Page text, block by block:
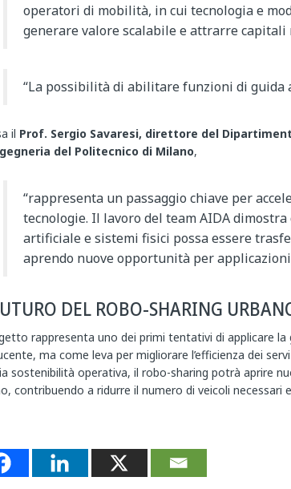
operatori di mobilità, in cui tecnologia e
generare valore scalabile e attrarre capitali
“La possibilità di abilitare funzioni di guida
il Prof. Sergio Savaresi, direttore del
del Politecnico di Milano,
“rappresenta un passaggio chiave per
tecnologie. Il lavoro del team AIDA
artificiale e sistemi fisici possa essere
aprendo nuove opportunità per
DEL ROBO-SHARING
rappresenta uno dei primi tentativi di applicare
ma come leva per migliorare l’efficienza dei
sostenibilità operativa, il robo-sharing potrà aprire
contribuendo a ridurre il numero di veicoli necessari